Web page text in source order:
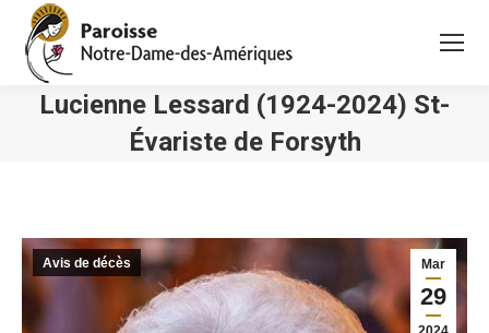
Lucienne Lessard (1924-2024) St-
Évariste de Forsyth
Mar
29
Avis de décès